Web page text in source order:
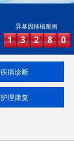
异基因移植案例
1 3 2 8 0
疾病诊断
护理康复